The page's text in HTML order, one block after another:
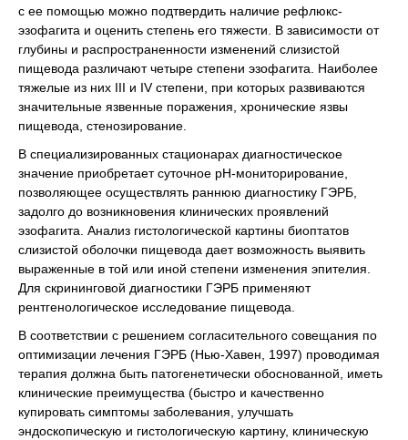
с ее помощью можно подтвердить наличие рефлюкс-
эзофагита и оценить степень его тяжести. В зависимости от
глубины и распространенности изменений слизистой
пищевода различают четыре степени эзофагита. Наиболее
тяжелые из них III и IV степени, при которых развиваются
значительные язвенные поражения, хронические язвы
пищевода, стенозирование.
В специализированных стационарах диагностическое
значение приобретает суточное рН-мониторирование,
позволяющее осуществлять раннюю диагностику ГЭРБ,
задолго до возникновения клинических проявлений
эзофагита. Анализ гистологической картины биоптатов
слизистой оболочки пищевода дает возможность выявить
выраженные в той или иной степени изменения эпителия.
Для скрининговой диагностики ГЭРБ применяют
рентгенологическое исследование пищевода.
В соответствии с решением согласительного совещания по
оптимизации лечения ГЭРБ (Нью-Хавен, 1997) проводимая
терапия должна быть патогенетически обоснованной, иметь
клинические преимущества (быстро и качественно
купировать симптомы заболевания, улучшать
эндоскопическую и гистологическую картину, клиническую